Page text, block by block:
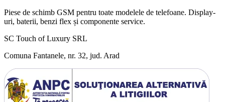
Piese de schimb GSM pentru toate modelele de telefoane. Display-
uri, baterii, benzi flex și componente service.
SC Touch of Luxury SRL
Comuna Fantanele, nr. 32, jud. Arad